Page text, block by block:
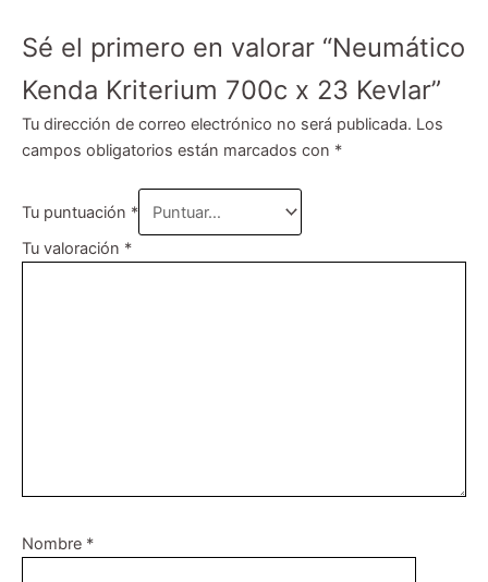
Sé el primero en valorar “Neumático
Kenda Kriterium 700c x 23 Kevlar”
Tu dirección de correo electrónico no será publicada. Los
campos obligatorios están marcados con *
Tu puntuación *
Tu valoración *
Nombre *